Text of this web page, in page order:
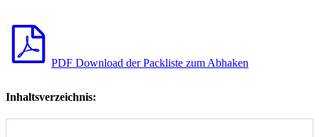
PDF Download der Packliste zum Abhaken
Inhaltsverzeichnis: